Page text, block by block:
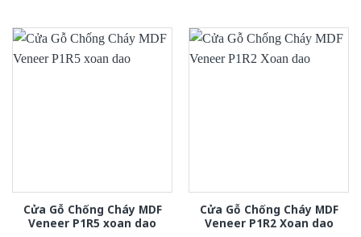
Cửa Gỗ Chống Cháy MDF
Veneer P1R5 xoan dao
Cửa Gỗ Chống Cháy MDF
Veneer P1R2 Xoan dao